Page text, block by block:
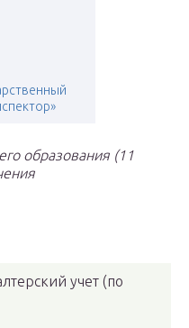
образования (11
учет (по